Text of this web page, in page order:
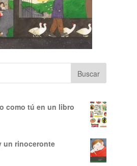
como tú en un libro
un rinoceronte